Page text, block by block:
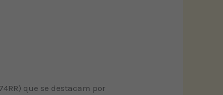
que se destacam por